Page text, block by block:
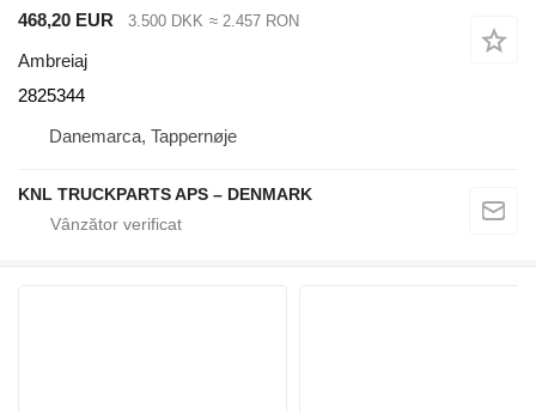
468,20 EUR
3.500 DKK ≈ 2.457 RON
Ambreiaj
2825344
Danemarca, Tappernøje
KNL TRUCKPARTS APS – DENMARK